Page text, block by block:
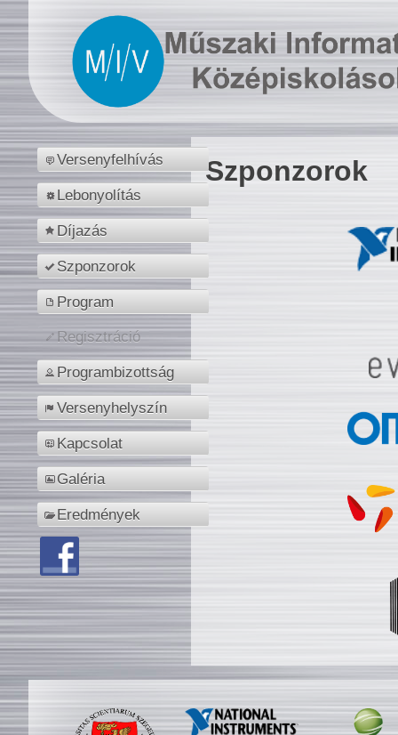
Versenyfelhívás
Lebonyolítás
Díjazás
Szponzorok
Program
Regisztráció
Programbizottság
Versenyhelyszín
Kapcsolat
Galéria
Eredmények
Szponzorok